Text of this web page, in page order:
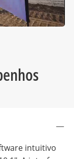
intuitivo